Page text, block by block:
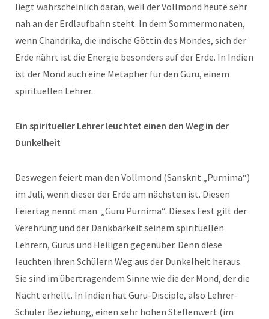
liegt wahrscheinlich daran, weil der Vollmond heute sehr
nah an der Erdlaufbahn steht. In dem Sommermonaten,
wenn Chandrika, die indische Göttin des Mondes, sich der
Erde nährt ist die Energie besonders auf der Erde. In Indien
ist der Mond auch eine Metapher für den Guru, einem
spirituellen Lehrer.
Ein spiritueller Lehrer leuchtet einen den Weg in der
Dunkelheit
Deswegen feiert man den Vollmond (Sanskrit „Purnima“)
im Juli, wenn dieser der Erde am nächsten ist. Diesen
Feiertag nennt man „Guru Purnima“. Dieses Fest gilt der
Verehrung und der Dankbarkeit seinem spirituellen
Lehrern, Gurus und Heiligen gegenüber. Denn diese
leuchten ihren Schülern Weg aus der Dunkelheit heraus.
Sie sind im übertragendem Sinne wie die der Mond, der die
Nacht erhellt. In Indien hat Guru-Disciple, also Lehrer-
Schüler Beziehung, einen sehr hohen Stellenwert (im